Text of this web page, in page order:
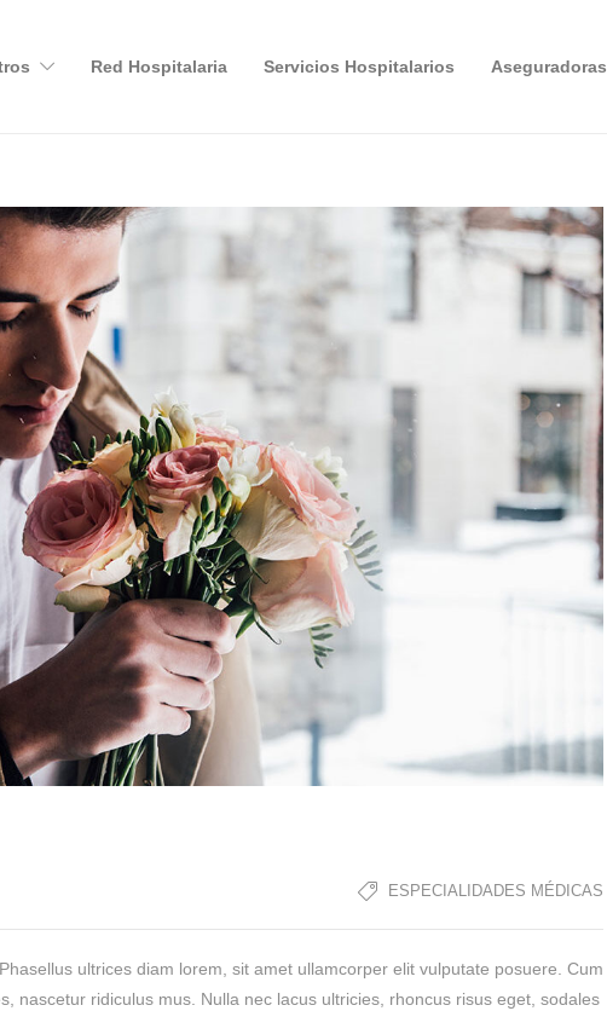
Red Hospitalaria Servicios Hospitalarios Aseguradoras
ESPECIALIDADES MÉDICAS
ultrices diam lorem, sit amet ullamcorper elit vulputate posuere. Cum
nascetur ridiculus mus. Nulla nec lacus ultricies, rhoncus risus eget, sodales